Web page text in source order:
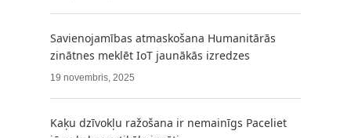
Savienojamības atmaskošana Humanitārās
zinātnes meklēt IoT jaunākās izredzes
19 novembris, 2025
Kaķu dzīvokļu ražošana ir nemainīgs Paceliet